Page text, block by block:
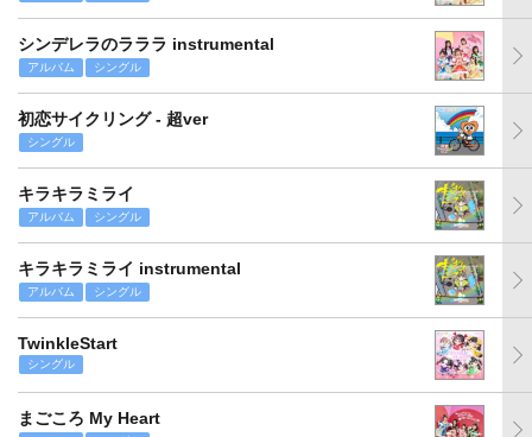
シンデレラのラララ instrumental
アルバム シングル
初恋サイクリング - 超ver
シングル
キラキラミライ
アルバム シングル
キラキラミライ instrumental
アルバム シングル
TwinkleStart
シングル
まごころ My Heart